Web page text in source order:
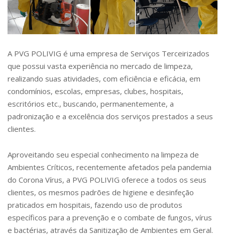
A PVG POLIVIG é uma empresa de Serviços Terceirizados
que possui vasta experiência no mercado de limpeza,
realizando suas atividades, com eficiência e eficácia, em
condomínios, escolas, empresas, clubes, hospitais,
escritórios etc., buscando, permanentemente, a
padronização e a excelência dos serviços prestados a seus
clientes.
Aproveitando seu especial conhecimento na limpeza de
Ambientes Críticos, recentemente afetados pela pandemia
do Corona Vírus, a PVG POLIVIG oferece a todos os seus
clientes, os mesmos padrões de higiene e desinfeção
praticados em hospitais, fazendo uso de produtos
específicos para a prevenção e o combate de fungos, vírus
e bactérias, através da Sanitização de Ambientes em Geral.